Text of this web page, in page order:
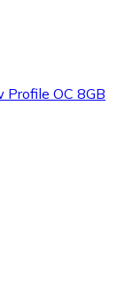
Profile OC 8GB